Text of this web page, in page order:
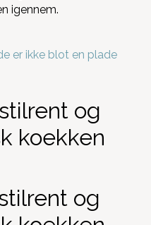
igennem.
er ikke blot en plade